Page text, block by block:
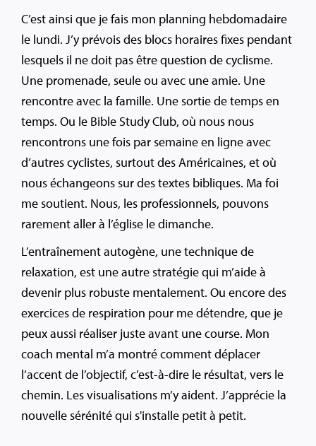
C’est ainsi que je fais mon planning hebdomadaire
le lundi. J’y prévois des blocs horaires fixes pendant
lesquels il ne doit pas être question de cyclisme.
Une promenade, seule ou avec une amie. Une
rencontre avec la famille. Une sortie de temps en
temps. Ou le Bible Study Club, où nous nous
rencontrons une fois par semaine en ligne avec
d’autres cyclistes, surtout des Américaines, et où
nous échangeons sur des textes bibliques. Ma foi
me soutient. Nous, les professionnels, pouvons
rarement aller à l’église le dimanche.
L’entraînement autogène, une technique de
relaxation, est une autre stratégie qui m’aide à
devenir plus robuste mentalement. Ou encore des
exercices de respiration pour me détendre, que je
peux aussi réaliser juste avant une course. Mon
coach mental m’a montré comment déplacer
l’accent de l’objectif, c’est-à-dire le résultat, vers le
chemin. Les visualisations m’y aident. J’apprécie la
nouvelle sérénité qui s'installe petit à petit.